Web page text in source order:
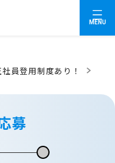
MENU
員登用制度あり！
募